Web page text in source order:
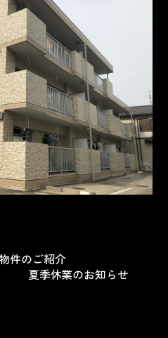
件のご紹介
夏季休業のお知らせ